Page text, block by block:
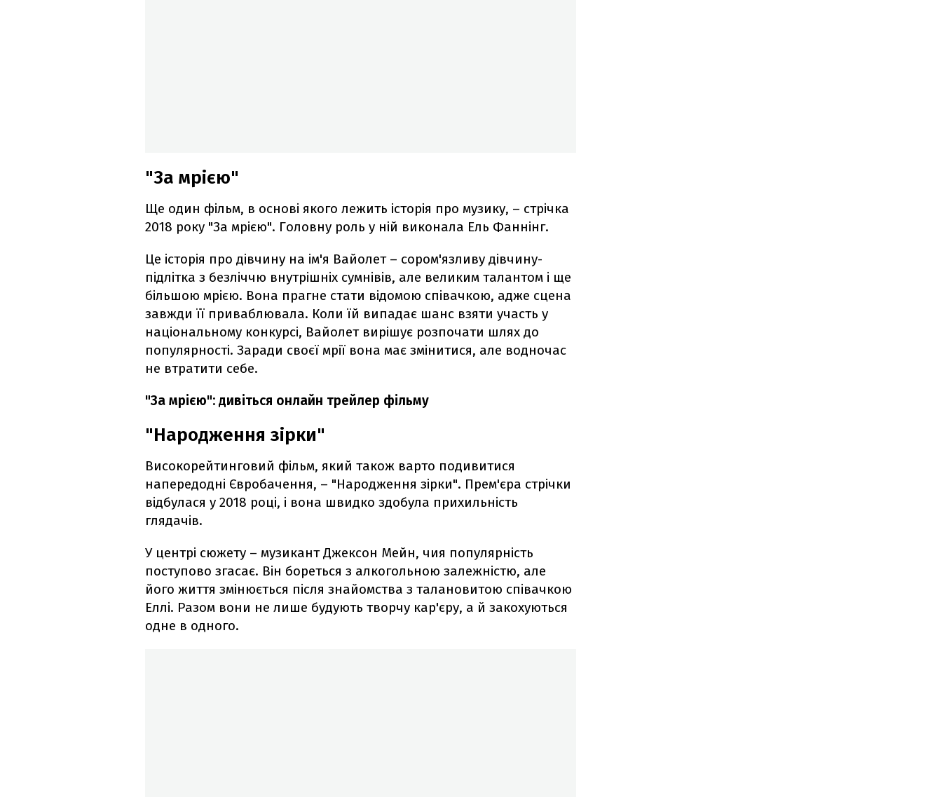
"За мрією"
Ще один фільм, в основі якого лежить історія про музику, – стрічка
2018 року "За мрією". Головну роль у ній виконала Ель Фаннінг.
Це історія про дівчину на ім'я Вайолет – сором'язливу дівчину-
підлітка з безліччю внутрішніх сумнівів, але великим талантом і ще
більшою мрією. Вона прагне стати відомою співачкою, адже сцена
завжди її приваблювала. Коли їй випадає шанс взяти участь у
національному конкурсі, Вайолет вирішує розпочати шлях до
популярності. Заради своєї мрії вона має змінитися, але водночас
не втратити себе.
"За мрією": дивіться онлайн трейлер фільму
"Народження зірки"
Високорейтинговий фільм, який також варто подивитися
напередодні Євробачення, – "Народження зірки". Прем'єра стрічки
відбулася у 2018 році, і вона швидко здобула прихильність
глядачів.
У центрі сюжету – музикант Джексон Мейн, чия популярність
поступово згасає. Він бореться з алкогольною залежністю, але
його життя змінюється після знайомства з талановитою співачкою
Еллі. Разом вони не лише будують творчу кар'єру, а й закохуються
одне в одного.